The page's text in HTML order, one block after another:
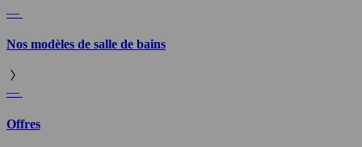
—
Nos modèles de salle de bains
—
Offres